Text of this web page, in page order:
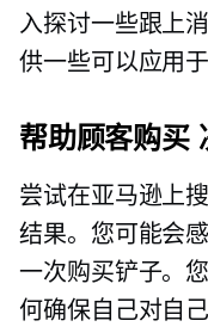
入探讨一些跟上
供一些可以应用
帮助顾客购买
尝试在亚马逊上
结果。您可能会
一次购买铲子。
何确保自己对自